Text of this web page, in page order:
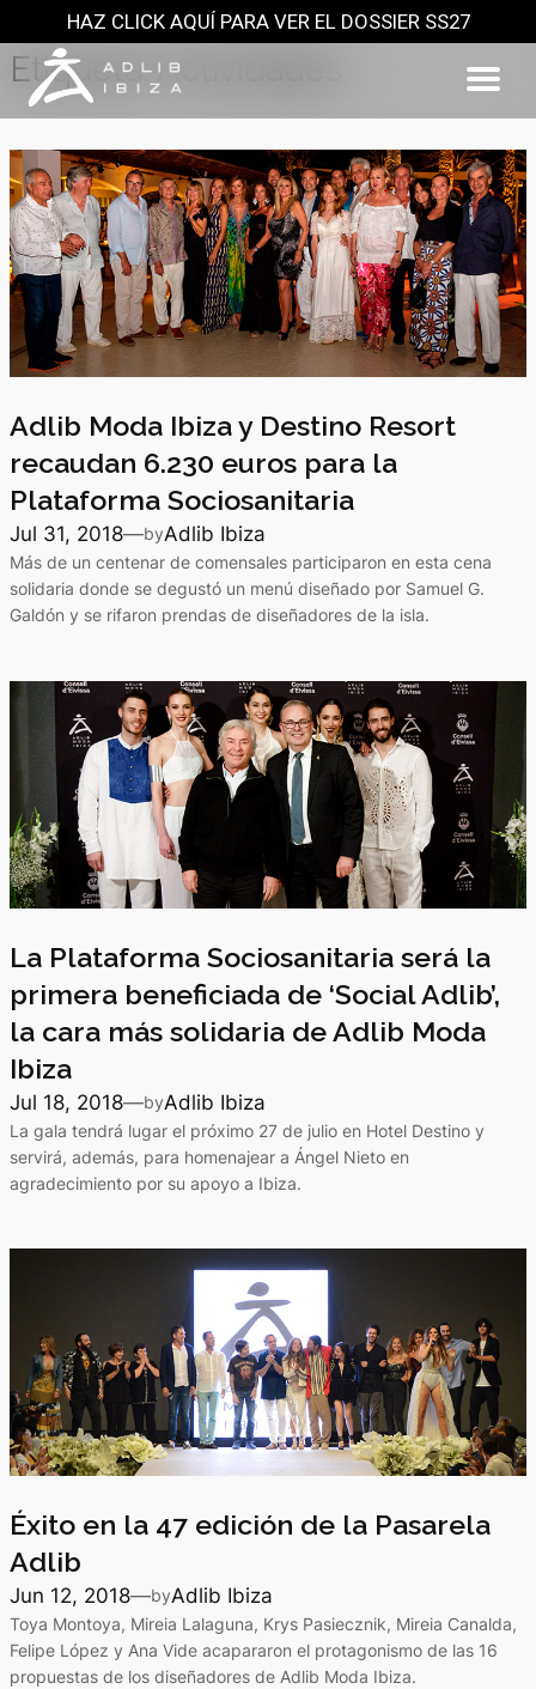
al
contenido
HAZ CLICK AQUÍ PARA VER EL DOSSIER SS27
Etiqueta:Actividades
Adlib Moda Ibiza y Destino Resort
recaudan 6.230 euros para la
Plataforma Sociosanitaria
Jul 31, 2018—byAdlib Ibiza
Más de un centenar de comensales participaron en esta cena
solidaria donde se degustó un menú diseñado por Samuel G.
Galdón y se rifaron prendas de diseñadores de la isla.
La Plataforma Sociosanitaria será la
primera beneficiada de ‘Social Adlib’,
la cara más solidaria de Adlib Moda
Ibiza
Jul 18, 2018—byAdlib Ibiza
La gala tendrá lugar el próximo 27 de julio en Hotel Destino y
servirá, además, para homenajear a Ángel Nieto en
agradecimiento por su apoyo a Ibiza.
Éxito en la 47 edición de la Pasarela
Adlib
Jun 12, 2018—byAdlib Ibiza
Toya Montoya, Mireia Lalaguna, Krys Pasiecznik, Mireia Canalda,
Felipe López y Ana Vide acapararon el protagonismo de las 16
propuestas de los diseñadores de Adlib Moda Ibiza.